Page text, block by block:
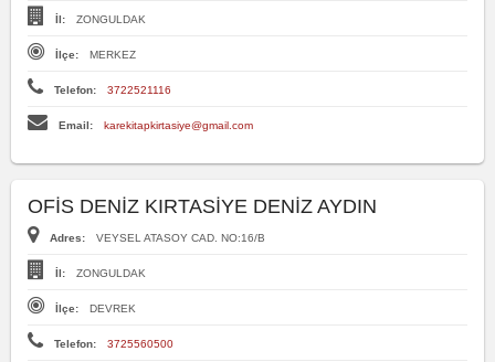
İl: ZONGULDAK
İlçe: MERKEZ
Telefon: 3722521116
Email: karekitapkirtasiye@gmail.com
OFİS DENİZ KIRTASİYE DENİZ AYDIN
Adres: VEYSEL ATASOY CAD. NO:16/B
İl: ZONGULDAK
İlçe: DEVREK
Telefon: 3725560500